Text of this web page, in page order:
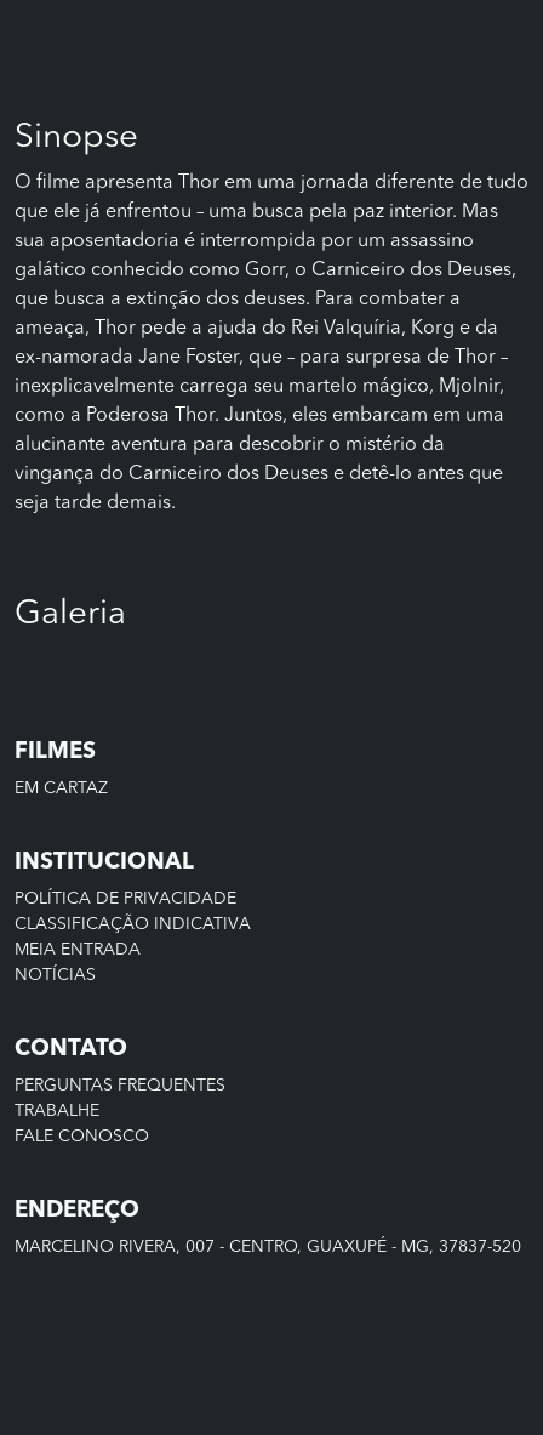
Sinopse
O filme apresenta Thor em uma jornada diferente de tudo
que ele já enfrentou – uma busca pela paz interior. Mas
sua aposentadoria é interrompida por um assassino
galático conhecido como Gorr, o Carniceiro dos Deuses,
que busca a extinção dos deuses. Para combater a
ameaça, Thor pede a ajuda do Rei Valquíria, Korg e da
ex-namorada Jane Foster, que – para surpresa de Thor –
inexplicavelmente carrega seu martelo mágico, Mjolnir,
como a Poderosa Thor. Juntos, eles embarcam em uma
alucinante aventura para descobrir o mistério da
vingança do Carniceiro dos Deuses e detê-lo antes que
seja tarde demais.
Galeria
FILMES
EM CARTAZ
INSTITUCIONAL
POLÍTICA DE PRIVACIDADE
CLASSIFICAÇÃO INDICATIVA
MEIA ENTRADA
NOTÍCIAS
CONTATO
PERGUNTAS FREQUENTES
TRABALHE
FALE CONOSCO
ENDEREÇO
MARCELINO RIVERA, 007 - CENTRO, GUAXUPÉ - MG, 37837-520